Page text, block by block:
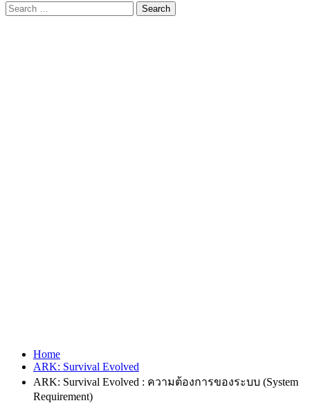
Search
for:
Home
ARK: Survival Evolved
ARK: Survival Evolved : ความต้องการของระบบ (System
Requirement)